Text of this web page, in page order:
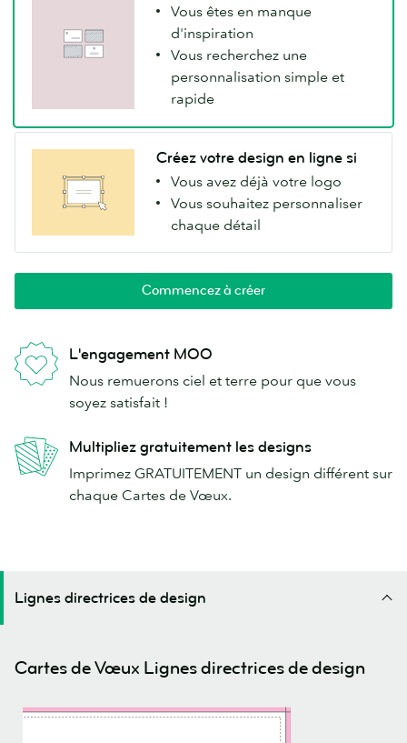
Vous êtes en manque
d'inspiration
Vous recherchez une
personnalisation simple et
rapide
Créez votre design en ligne si
Vous avez déjà votre logo
Vous souhaitez personnaliser
chaque détail
Commencez à créer
L'engagement MOO
Nous remuerons ciel et terre pour que vous
soyez satisfait !
Multipliez gratuitement les designs
Imprimez GRATUITEMENT un design différent sur
chaque Cartes de Vœux.
Lignes directrices de design
Cartes de Vœux Lignes directrices de design